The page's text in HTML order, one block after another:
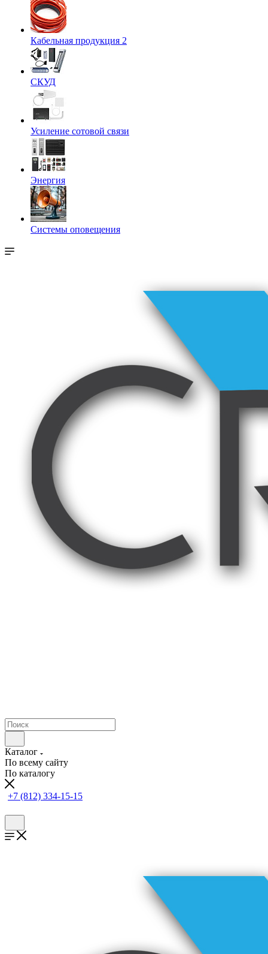
Кабельная продукция 2
СКУД
Усиление сотовой связи
Энергия
Системы оповещения
Каталог
По всему сайту
По каталогу
+7 (812) 334-15-15